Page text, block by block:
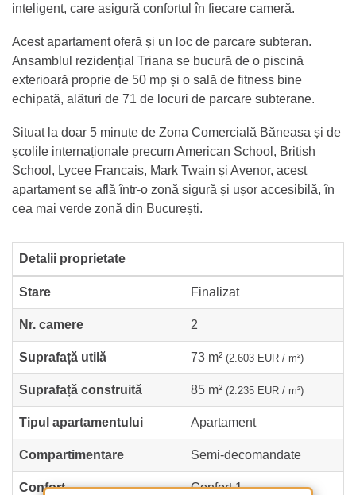
inteligent, care asigură confortul în fiecare cameră.
Acest apartament oferă și un loc de parcare subteran.
Ansamblul rezidențial Triana se bucură de o piscină
exterioară proprie de 50 mp și o sală de fitness bine
echipată, alături de 71 de locuri de parcare subterane.
Situat la doar 5 minute de Zona Comercială Băneasa și de
școlile internaționale precum American School, British
School, Lycee Francais, Mark Twain și Avenor, acest
apartament se află într-o zonă sigură și ușor accesibilă, în
cea mai verde zonă din București.
Detalii proprietate
Stare Finalizat
Nr. camere 2
Suprafață utilă 73 m² (2.603 EUR / m²)
Suprafață construită 85 m² (2.235 EUR / m²)
Tipul apartamentului Apartament
Compartimentare Semi-decomandate
Confort Confort 1